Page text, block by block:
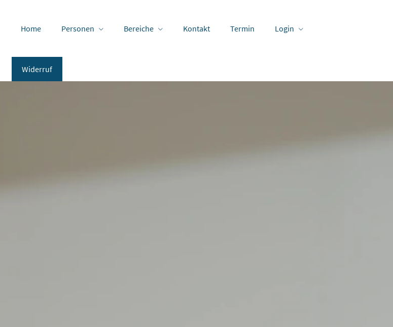
Home Per­sonen Bereiche Kontakt Termin Login
Widerruf